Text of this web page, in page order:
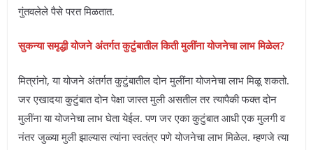
गुंतवलेले पैसे परत मिळतात.
सुकन्या समृद्धी योजने अंतर्गत कुटुंबातील किती मुलींना योजनेचा लाभ मिळेल?
मित्रांनो, या योजने अंतर्गत कुटुंबातील दोन मुलींना योजनेचा लाभ मिळू शकतो.
जर एखादया कुटुंबात दोन पेक्षा जास्त मुली असतील तर त्यापैकी फक्त दोन
मुलींना या योजनेचा लाभ घेता येईल. पण जर एका कुटुंबात आधी एक मुलगी व
नंतर जुळ्या मुली झाल्यास त्यांना स्वतंत्र पणे योजनेचा लाभ मिळेल. म्हणजे त्या